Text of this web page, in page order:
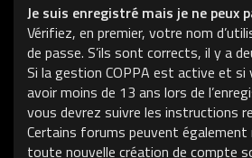
Je suis enregistré mais je ne peux
Vérifiez, en premier, votre nom
de passe. S’ils sont corrects, il y a
Si la gestion COPPA est active et si
avoir moins de 13 ans lors de
vous devrez suivre les instructions
Certains forums peuvent également
toute nouvelle création de compte